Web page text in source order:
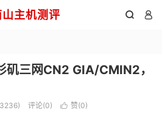
山主机测评  
三网CN2 GIA/CMIN2，
评论(0)  赞(0)